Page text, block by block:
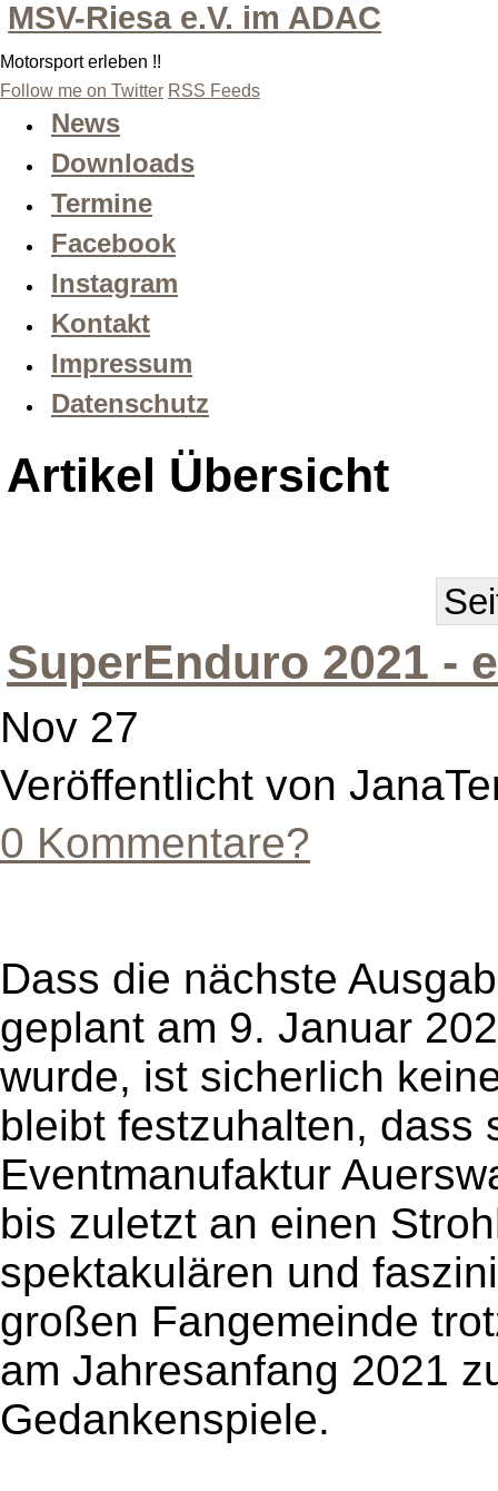
MSV-Riesa e.V. im ADAC
Motorsport erleben !!
Follow me on Twitter RSS Feeds
News
Downloads
Termine
Facebook
Instagram
Kontakt
Impressum
Datenschutz
Artikel Übersicht
SuperEnduro 2021 -
Nov 27
Veröffentlicht von
0 Kommentare?
Dass die nächste
geplant am 9. Januar
wurde, ist sicherlich
bleibt festzuhalten, dass
Eventmanufaktur
bis zuletzt an einen
spektakulären und
großen Fangemeinde
am Jahresanfang 2021
Gedankenspiele.